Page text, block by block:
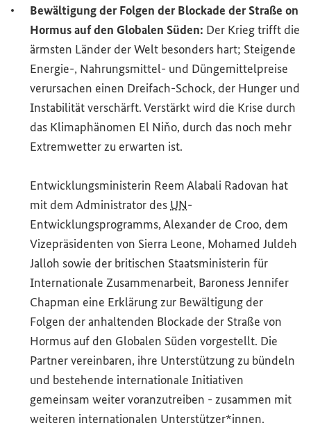
Bewältigung der Folgen der Blockade der Straße on
Hormus auf den Globalen Süden: Der Krieg trifft die
ärmsten Länder der Welt besonders hart; Steigende
Energie-, Nahrungsmittel- und Düngemittelpreise
verursachen einen Dreifach-Schock, der Hunger und
Instabilität verschärft. Verstärkt wird die Krise durch
das Klimaphänomen El Niňo, durch das noch mehr
Extremwetter zu erwarten ist.
Entwicklungsministerin Reem Alabali Radovan hat
mit dem Administrator des UN-
Entwicklungsprogramms, Alexander de Croo, dem
Vizepräsidenten von Sierra Leone, Mohamed Juldeh
Jalloh sowie der britischen Staatsministerin für
Internationale Zusammenarbeit, Baroness Jennifer
Chapman eine Erklärung zur Bewältigung der
Folgen der anhaltenden Blockade der Straße von
Hormus auf den Globalen Süden vorgestellt. Die
Partner vereinbaren, ihre Unterstützung zu bündeln
und bestehende internationale Initiativen
gemeinsam weiter voranzutreiben - zusammen mit
weiteren internationalen Unterstützer*innen.